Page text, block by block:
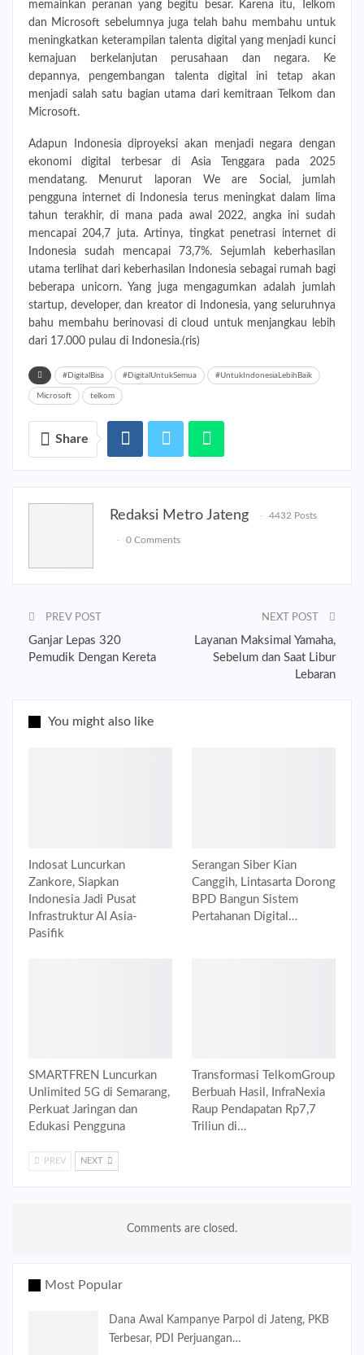
memainkan peranan yang begitu besar. Karena itu, Telkom
dan Microsoft sebelumnya juga telah bahu membahu untuk
meningkatkan keterampilan talenta digital yang menjadi kunci
kemajuan berkelanjutan perusahaan dan negara. Ke
depannya, pengembangan talenta digital ini tetap akan
menjadi salah satu bagian utama dari kemitraan Telkom dan
Microsoft.
Adapun Indonesia diproyeksi akan menjadi negara dengan
ekonomi digital terbesar di Asia Tenggara pada 2025
mendatang. Menurut laporan We are Social, jumlah
pengguna internet di Indonesia terus meningkat dalam lima
tahun terakhir, di mana pada awal 2022, angka ini sudah
mencapai 204,7 juta. Artinya, tingkat penetrasi internet di
Indonesia sudah mencapai 73,7%. Sejumlah keberhasilan
utama terlihat dari keberhasilan Indonesia sebagai rumah bagi
beberapa unicorn. Yang juga mengagumkan adalah jumlah
startup, developer, dan kreator di Indonesia, yang seluruhnya
bahu membahu berinovasi di cloud untuk menjangkau lebih
dari 17.000 pulau di Indonesia.(ris)
#DigitalBisa #DigitalUntukSemua #UntukIndonesiaLebihBaik
Microsoft telkom
Share
Redaksi Metro Jateng 4432 Posts
0 Comments
PREV POST
Ganjar Lepas 320
Pemudik Dengan Kereta
NEXT POST
Layanan Maksimal Yamaha,
Sebelum dan Saat Libur
Lebaran
You might also like
Indosat Luncurkan
Zankore, Siapkan
Indonesia Jadi Pusat
Infrastruktur AI Asia-
Pasifik
Serangan Siber Kian
Canggih, Lintasarta Dorong
BPD Bangun Sistem
Pertahanan Digital…
SMARTFREN Luncurkan
Unlimited 5G di Semarang,
Perkuat Jaringan dan
Edukasi Pengguna
Transformasi TelkomGroup
Berbuah Hasil, InfraNexia
Raup Pendapatan Rp7,7
Triliun di…
PREV NEXT
Comments are closed.
Most Popular
Dana Awal Kampanye Parpol di Jateng, PKB
Terbesar, PDI Perjuangan…